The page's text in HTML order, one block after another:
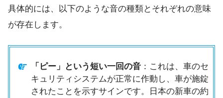
具体的には、以下のような音の種類とそれぞれの意味
が存在します。
「ピー」という短い一回の音 ：これは、車のセ
キュリティシステムが正常に作動し、車が施錠
されたことを示すサインです。日本の新車の約